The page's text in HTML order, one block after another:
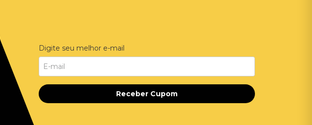
Digite seu melhor e-mail
Receber Cupom